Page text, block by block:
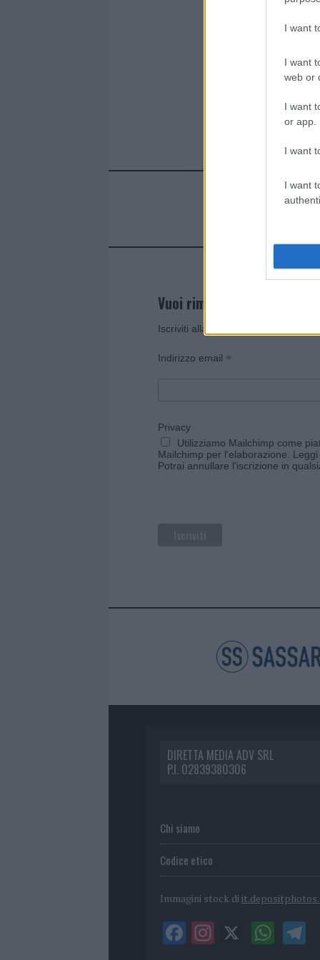
I want
I want
web or
I want
or app.
I want
I want
re
Vuoi rimanere sempre
Iscriviti alla newsletter di Gallura
Indirizzo email *
Privacy
Utilizziamo Mailchimp come
Mailchimp per l'elaborazione.
Potrai annullare l'iscrizione in
DIRETTA MEDIA ADV SRL
P.I. 02839380306
Chi siamo
Codice etico
Immagini stock di